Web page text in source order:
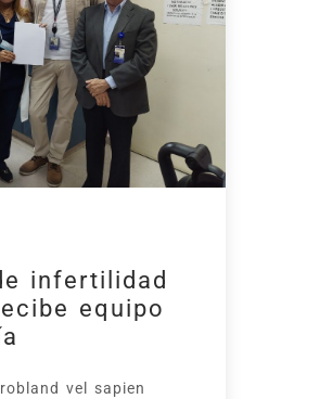
infertilidad
equipo
vel sapien